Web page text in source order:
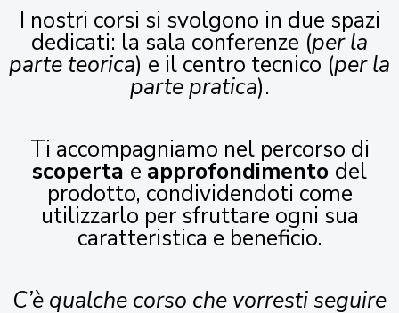
I nostri corsi si svolgono in due spazi
dedicati: la sala conferenze (per la
parte teorica) e il centro tecnico (per la
parte pratica).
Ti accompagniamo nel percorso di
scoperta e approfondimento del
prodotto, condividendoti come
utilizzarlo per sfruttare ogni sua
caratteristica e beneficio.
C’è qualche corso che vorresti seguire